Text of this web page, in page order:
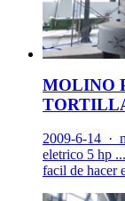
MOLINO
2009-6-14 ·
eletrico 5 hp
facil de hacer